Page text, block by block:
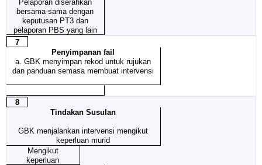
Pelaporan diserahkan
bersama-sama dengan
keputusan PT3 dan
pelaporan PBS yang lain
7
Penyimpanan fail
a. GBK menyimpan rekod untuk rujukan
dan panduan semasa membuat intervensi
8
Tindakan Susulan
GBK menjalankan intervensi mengikut
keperluan murid
Mengikut
keperluan